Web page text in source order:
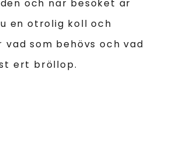
och när besöket är
en otrolig koll och
som behövs och vad
ert bröllop.